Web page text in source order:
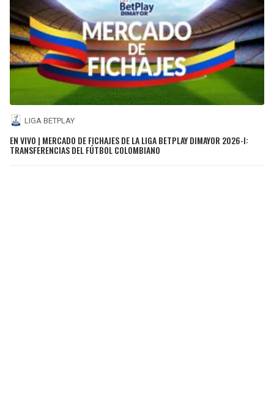
LIGA BETPLAY
EN VIVO | MERCADO DE FICHAJES DE LA LIGA BETPLAY DIMAYOR 2026-I:
TRANSFERENCIAS DEL FÚTBOL COLOMBIANO